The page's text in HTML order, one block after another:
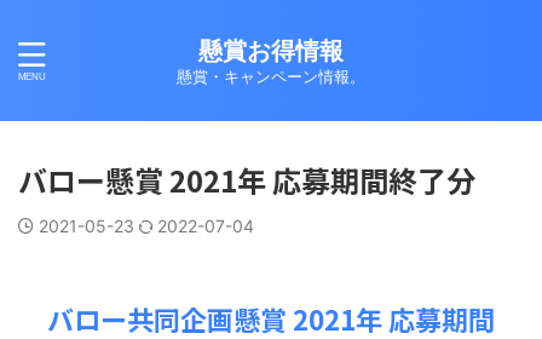
懸賞お得情報
懸賞・キャンペーン情報。
バロー懸賞 2021年 応募期間終了分
2021-05-23 2022-07-04
バロー共同企画懸賞 2021年 応募期間